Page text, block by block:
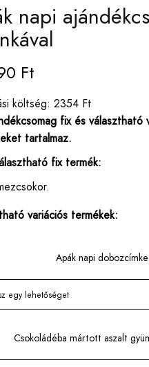
napi
Ft
költség: 2354 Ft
fix és választható
tartalmaz.
fix termék:
variációs termékek:
Apák napi dobozcímke
Csokoládéba mártott aszalt